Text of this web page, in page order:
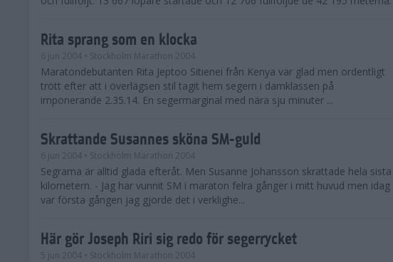
Rita sprang som en klocka
6 jun 2004 • Stockholm Marathon 2004
Maratondebutanten Rita Jeptoo Sitienei från Kenya var glad men ordentligt
trött efter att i överlägsen stil tagit hem segern i damklassen på
imponerande 2.35.14. En segermarginal med nära sju minuter ...
Skrattande Susannes sköna SM-guld
6 jun 2004 • Stockholm Marathon 2004
Segrarna är alltid glada efteråt. Men Susanne Johansson skrattade hela sista
kilometern. - Jag har vunnit SM i maraton felra gånger i mitt huvud men idag
var första gången jag gjorde det i verklighe...
Här gör Joseph Riri sig redo för segerrycket
5 jun 2004 • Stockholm Marathon 2004